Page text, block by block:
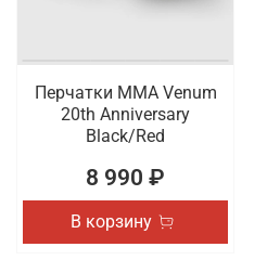
Перчатки ММА Venum
20th Anniversary
Black/Red
8 990 ₽
В корзину